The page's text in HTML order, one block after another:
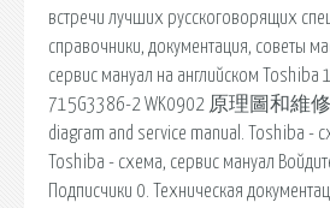
встречи лучших русскоговорящих
справочники, документация, советы
сервис мануал на английском Toshiba
715G3386-2 WK0902 原理圖和維
diagram and service manual. Toshiba -
Toshiba - схема, сервис мануал
Подписчики 0. Техническая